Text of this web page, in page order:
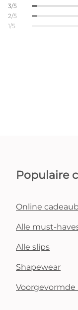
3/5
2/5
1/5
Populaire
Online
Alle must-
Alle slips
Shapewear
Voorgevormde